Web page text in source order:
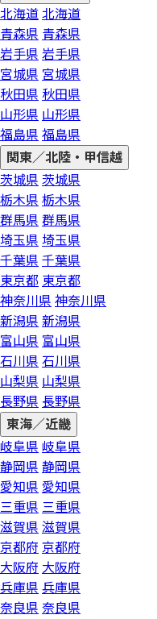
北海道 北海道
青森県 青森県
岩手県 岩手県
宮城県 宮城県
秋田県 秋田県
山形県 山形県
福島県 福島県
関東／北陸・甲信越
茨城県 茨城県
栃木県 栃木県
群馬県 群馬県
埼玉県 埼玉県
千葉県 千葉県
東京都 東京都
神奈川県 神奈川県
新潟県 新潟県
富山県 富山県
石川県 石川県
山梨県 山梨県
長野県 長野県
東海／近畿
岐阜県 岐阜県
静岡県 静岡県
愛知県 愛知県
三重県 三重県
滋賀県 滋賀県
京都府 京都府
大阪府 大阪府
兵庫県 兵庫県
奈良県 奈良県